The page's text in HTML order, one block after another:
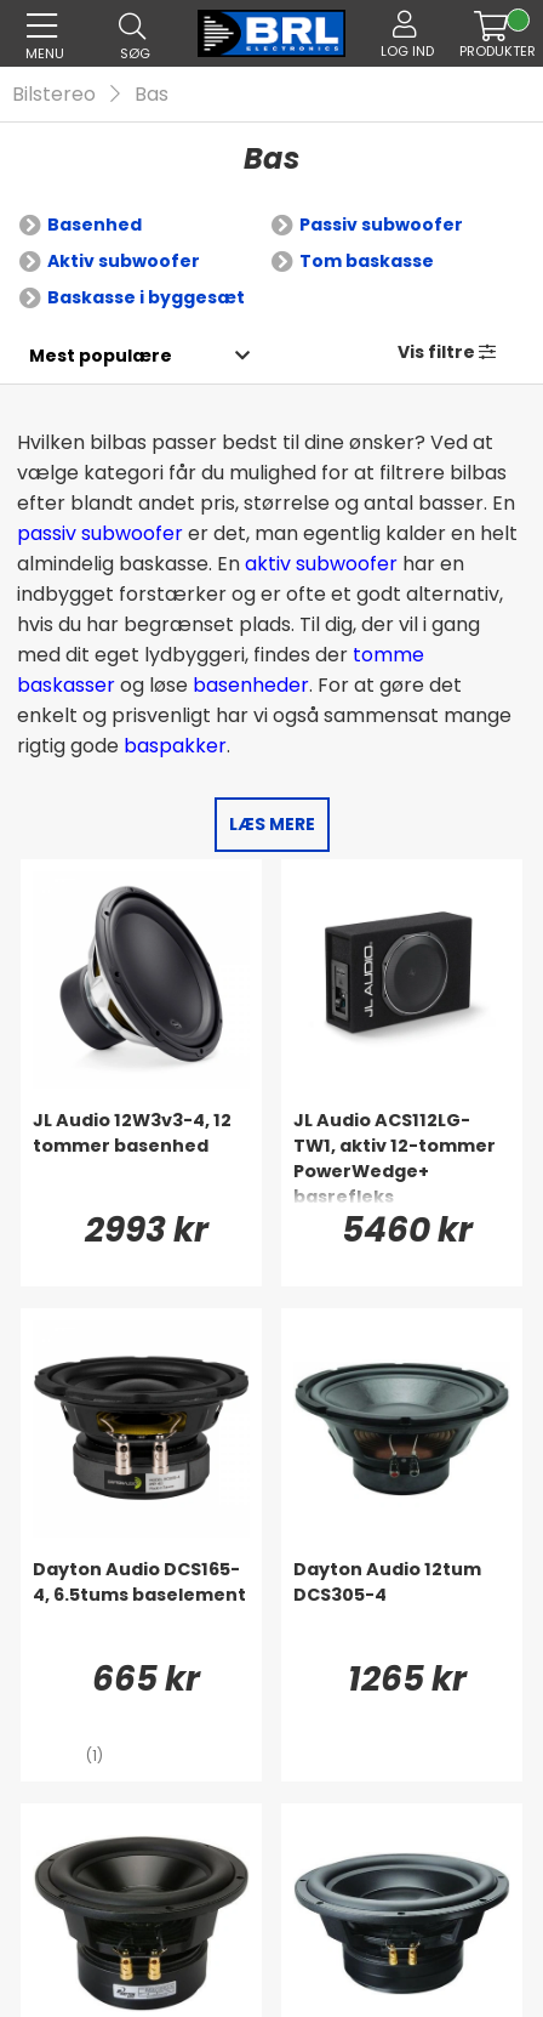
MENU SØG LOG IND PRODUKTER
Bilstereo Bas
Bas
Basenhed
Passiv subwoofer
Aktiv subwoofer
Tom baskasse
Baskasse i byggesæt
Hvilken bilbas passer bedst til dine ønsker? Ved at
vælge kategori får du mulighed for at filtrere bilbas
efter blandt andet pris, størrelse og antal basser. En
passiv subwooferer det, man egentlig kalder en helt
almindelig baskasse. Enaktiv subwoofer har en
indbygget forstærker og er ofte et godt alternativ,
hvis du har begrænset plads. Til dig, der vil i gang
med dit eget lydbyggeri, findes der tomme
baskasserog løse basenheder. For at gøre det
enkelt og prisvenligt har vi også sammensat mange
rigtig gode baspakker.
LÆS MERE
Vis filtre
JL Audio 12W3v3-4, 12
tommer basenhed
2993 kr
JL Audio ACS112LG-
TW1, aktiv 12-tommer
PowerWedge+
basrefleks
5460 kr
Dayton Audio DCS165-
4, 6.5tums baselement
665 kr
(1)
Dayton Audio 12tum
DCS305-4
1265 kr